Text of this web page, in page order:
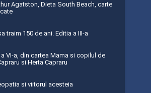
Agatston, Dieta South Beach, carte
traim 150 de ani. Editia a III-a
VI-a, din cartea Mama si copilul de
si Herta Capraru
si viitorul acesteia